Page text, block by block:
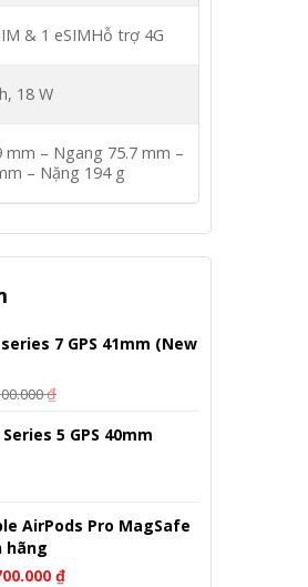
& 1 eSIMHỗ trợ 4G
18 W
mm – Ngang 75.7 mm –
– Nặng 194 g
7 GPS 41mm (New
₫
5 GPS 40mm
AirPods Pro MagSafe
hãng
₫Giá